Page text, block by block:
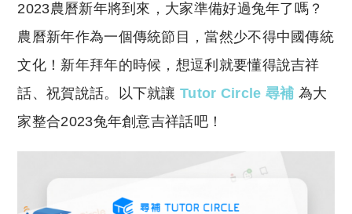
p
y
Li
n
at
s
A
p
2023農曆新年將到來，大家準備好過兔年了嗎？
農曆新年作為一個傳統節目，當然少不得中國傳統
文化！新年拜年的時候，想逗利就要懂得說吉祥
話、祝賀說話。以下就讓Tutor Circle 尋補 為大
家整合2023兔年創意吉祥話吧！